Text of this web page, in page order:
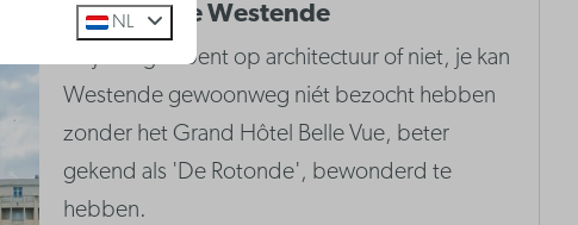
De Rotonde Westende
Of je nu gek bent op architectuur of niet, je kan
Westende gewoonweg niét bezocht hebben
zonder het Grand Hôtel Belle Vue, beter
gekend als 'De Rotonde', bewonderd te
hebben.
NL